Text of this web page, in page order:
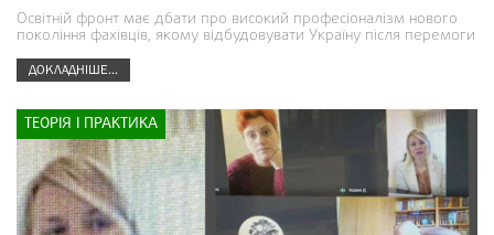
Освітній фронт має дбати про високий професіоналізм нового
покоління фахівців, якому відбудовувати Україну після перемоги
ДОКЛАДНІШЕ...
ТЕОРІЯ І ПРАКТИКА